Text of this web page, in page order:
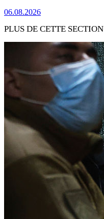
06.08.2026
PLUS DE CETTE SECTION